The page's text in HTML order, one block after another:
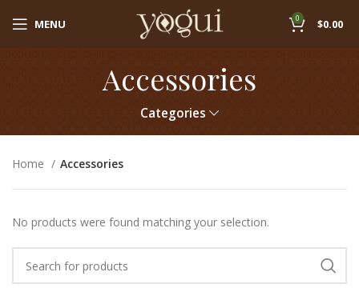
MENU 0 $0.00
Accessories
Categories
Home Accessories
No products were found matching your selection.